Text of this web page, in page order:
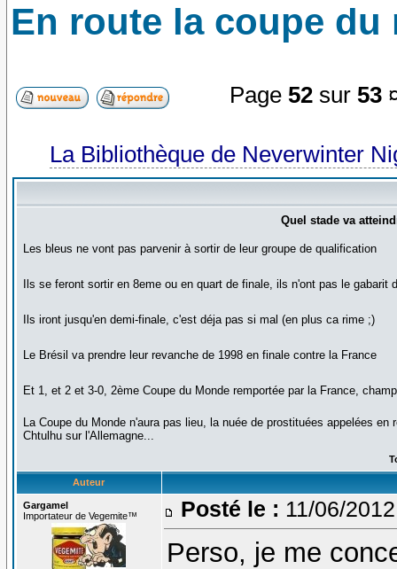
En route la coupe du
Page 52 sur 53
La Bibliothèque de Neverwinter
Quel stade va
Les bleus ne vont pas parvenir à sortir de leur groupe de qualification
Ils se feront sortir en 8eme ou en quart de finale, ils n'ont pas le gabarit
Ils iront jusqu'en demi-finale, c'est déja pas si mal (en plus ca rime ;)
Le Brésil va prendre leur revanche de 1998 en finale contre la France
Et 1, et 2 et 3-0, 2ème Coupe du Monde remportée par la France,
La Coupe du Monde n'aura pas lieu, la nuée de prostituées appelées
Chtulhu sur l'Allemagne...
Auteur
Gargamel
Importateur de Vegemite™
Posté le : 11/06/
Perso, je me